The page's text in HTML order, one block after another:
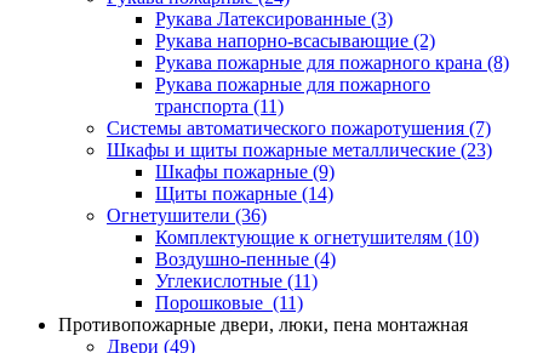
Рукава Латексированные (3)
Рукава напорно-всасывающие (2)
Рукава пожарные для пожарного крана (8)
Рукава пожарные для пожарного
транспорта (11)
Системы автоматического пожаротушения (7)
Шкафы и щиты пожарные металлические (23)
Шкафы пожарные (9)
Щиты пожарные (14)
Огнетушители (36)
Комплектующие к огнетушителям (10)
Воздушно-пенные (4)
Углекислотные (11)
Порошковые (11)
Противопожарные двери, люки, пена монтажная
Двери (49)